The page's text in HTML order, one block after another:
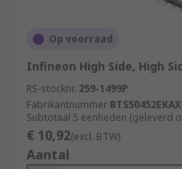
Op voorraad
Infineon High Side, High
RS-stocknr. 259-1499P
Fabrikantnummer
Subtotaal 5 eenheden (geleverd
€ 10,92(excl. BTW)
Aantal